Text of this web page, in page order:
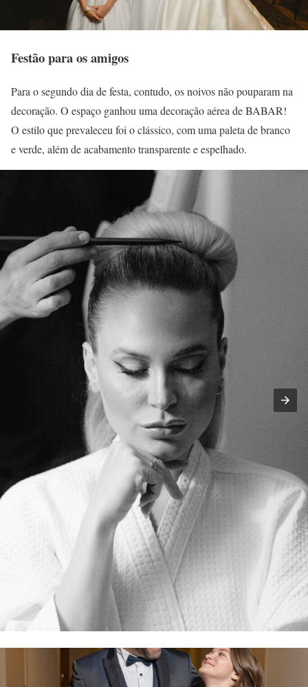
Festão para os amigos
Para o segundo dia de festa, contudo, os noivos não pouparam na
decoração. O espaço ganhou uma decoração aérea de BABAR!
O estilo que prevaleceu foi o clássico, com uma paleta de branco
e verde, além de acabamento transparente e espelhado.